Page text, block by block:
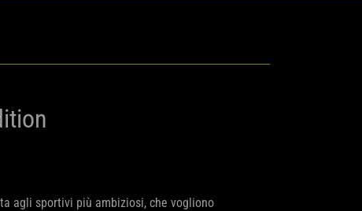
agli sportivi più ambiziosi, che vogliono